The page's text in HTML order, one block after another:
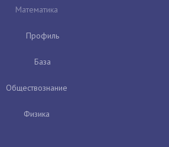
Математика
Профиль
База
Обществознание
Физика